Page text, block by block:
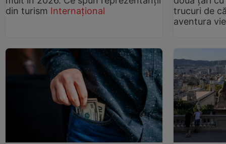
din turism Internațional
trucuri de
aventura